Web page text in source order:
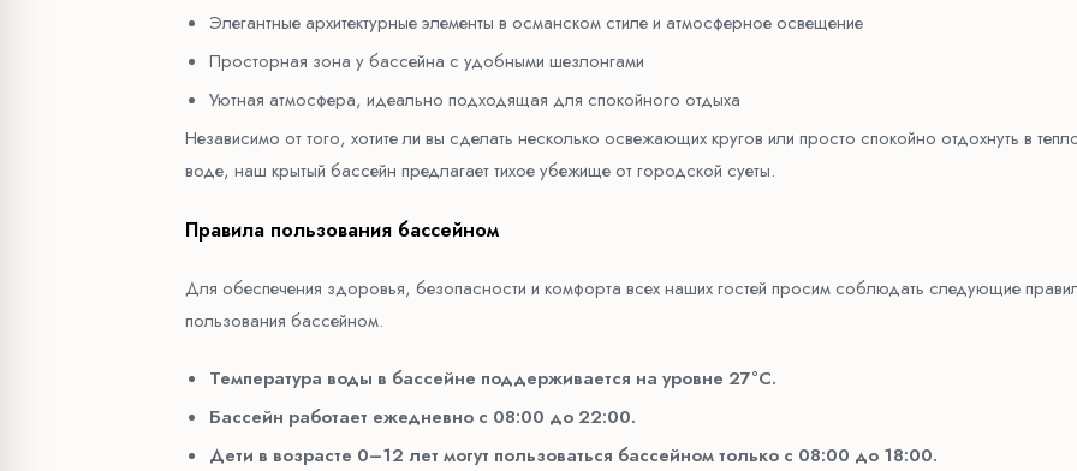
Элегантные архитектурные элементы в османском стиле и атмосферное освещение
Просторная зона у бассейна с удобными шезлонгами
Уютная атмосфера, идеально подходящая для спокойного отдыха
Независимо от того, хотите ли вы сделать несколько освежающих кругов или просто спокойно отдохнуть в
воде, наш крытый бассейн предлагает тихое убежище от городской суеты.
Правила пользования бассейном
Для обеспечения здоровья, безопасности и комфорта всех наших гостей просим соблюдать следующие
пользования бассейном.
Температура воды в бассейне поддерживается на уровне 27°C.
Бассейн работает ежедневно с 08:00 до 22:00.
Дети в возрасте 0–12 лет могут пользоваться бассейном только с 08:00 до 18:00.